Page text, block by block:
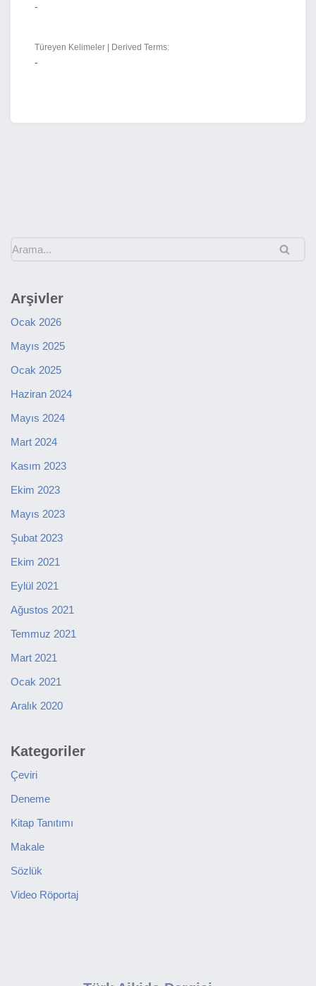
-
Türeyen Kelimeler | Derived Terms:
-
Arşivler
Ocak 2026
Mayıs 2025
Ocak 2025
Haziran 2024
Mayıs 2024
Mart 2024
Kasım 2023
Ekim 2023
Mayıs 2023
Şubat 2023
Ekim 2021
Eylül 2021
Ağustos 2021
Temmuz 2021
Mart 2021
Ocak 2021
Aralık 2020
Kategoriler
Çeviri
Deneme
Kitap Tanıtımı
Makale
Sözlük
Video Röportaj